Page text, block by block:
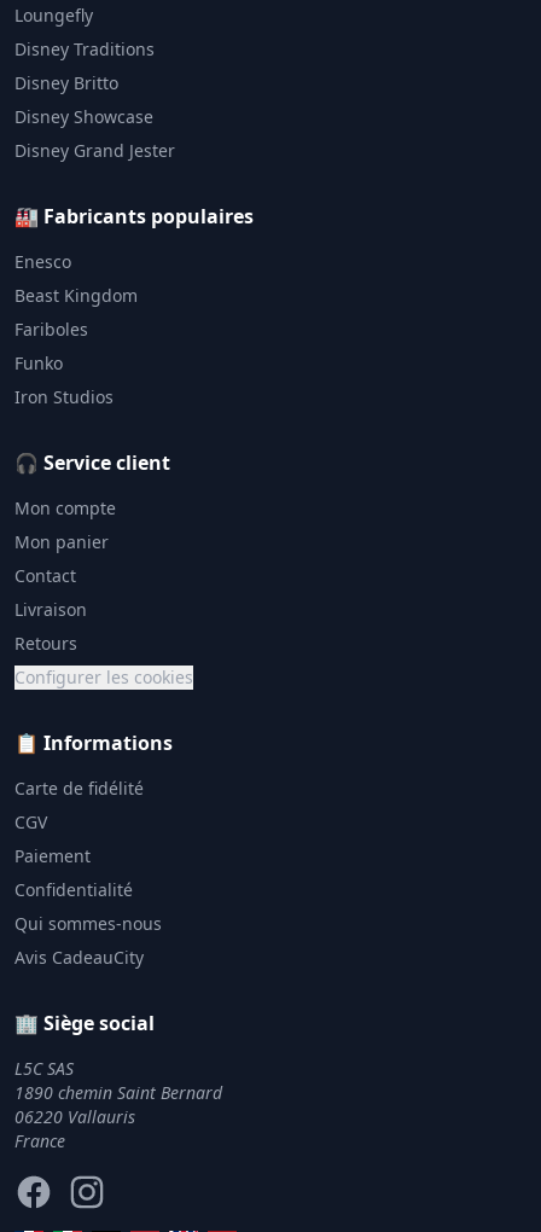
Loungefly
Disney Traditions
Disney Britto
Disney Showcase
Disney Grand Jester
🏭 Fabricants populaires
Enesco
Beast Kingdom
Fariboles
Funko
Iron Studios
🎧 Service client
Mon compte
Mon panier
Contact
Livraison
Retours
Configurer les cookies
📋 Informations
Carte de fidélité
CGV
Paiement
Confidentialité
Qui sommes-nous
Avis CadeauCity
🏢 Siège social
L5C SAS
1890 chemin Saint Bernard
06220 Vallauris
France
FacebookInstagram